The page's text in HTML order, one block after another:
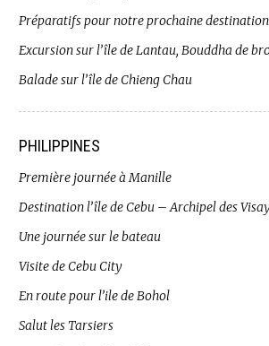
Préparatifs pour notre prochaine destination
Excursion sur l’île de Lantau, Bouddha de
Balade sur l’île de Chieng Chau
PHILIPPINES
Première journée à Manille
Destination l’île de Cebu – Archipel des
Une journée sur le bateau
Visite de Cebu City
En route pour l’ile de Bohol
Salut les Tarsiers